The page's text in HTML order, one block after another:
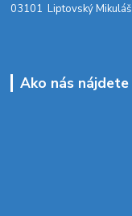
03101 Liptovský Mikuláš
Ako nás nájdete